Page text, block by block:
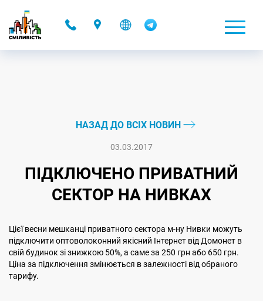
НАЗАД ДО ВСІХ НОВИН
03.03.2017
ПІДКЛЮЧЕНО ПРИВАТНИЙ
СЕКТОР НА НИВКАХ
Цієї весни мешканці приватного сектора м-ну Нивки можуть
підключити оптоволоконний якісний Інтернет від Домонет в
свій будинок зі знижкою 50%, а саме за 250 грн або 650 грн.
Ціна за підключення змінюється в залежності від обраного
тарифу.